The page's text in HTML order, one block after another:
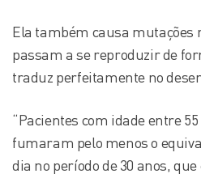
Ela também causa mutações
passam a se reproduzir de
traduz perfeitamente no
“Pacientes com idade entre
fumaram pelo menos o
dia no período de 30 anos,